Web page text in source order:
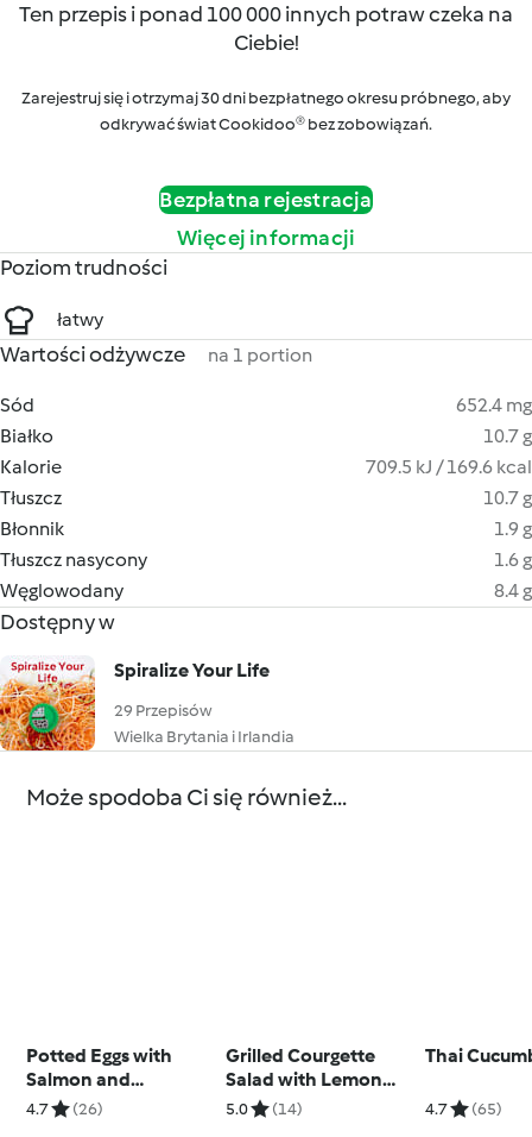
Ten przepis i ponad 100 000 innych potraw czeka na
Ciebie!
Zarejestruj się i otrzymaj 30 dni bezpłatnego okresu próbnego, aby
odkrywać świat Cookidoo® bez zobowiązań.
Bezpłatna rejestracja
Więcej informacji
Poziom trudności
łatwy
Wartości odżywcze na 1 portion
Sód
652.4 mg
Białko
10.7 g
Kalorie
709.5 kJ / 169.6 kcal
Tłuszcz
10.7 g
Błonnik
1.9 g
Tłuszcz nasycony
1.6 g
Węglowodany
8.4 g
Dostępny w
Spiralize Your Life
29 Przepisów
Wielka Brytania i Irlandia
Może spodoba Ci się również...
Potted Eggs with
Salmon and
Asparagus
4.7 (26)
Grilled Courgette
Salad with Lemon
Basil Dressing
5.0 (14)
Thai
4.7 (65)